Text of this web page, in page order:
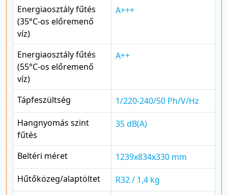
Energiaosztály fűtés
(35°C-os előremenő
víz)
A+++
Energiaosztály fűtés
(55°C-os előremenő
víz)
A++
Tápfeszültség
1/220-240/50 Ph/V/Hz
Hangnyomás szint
fűtés
35 dB(A)
Beltéri méret
1239x834x330 mm
Hűtőközeg/alaptöltet
R32 / 1,4 kg